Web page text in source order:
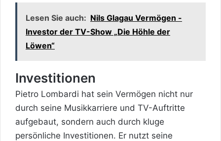
Lesen Sie auch: Nils Glagau Vermögen -
Investor der TV-Show „Die Höhle der
Löwen“
Investitionen
Pietro Lombardi hat sein Vermögen nicht nur
durch seine Musikkarriere und TV-Auftritte
aufgebaut, sondern auch durch kluge
persönliche Investitionen. Er nutzt seine